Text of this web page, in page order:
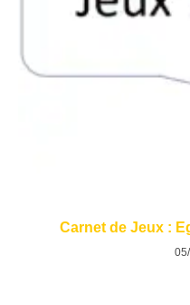
Carnet de Jeux :